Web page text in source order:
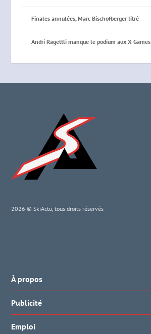
Finales annulées, Marc Bischofberger titré
Andri Ragettli manque le podium aux X Games
2026 © SkiActu, tous droits réservés
À propos
Publicité
Emploi